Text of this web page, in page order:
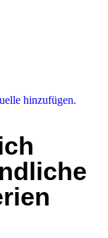
hinzufügen.